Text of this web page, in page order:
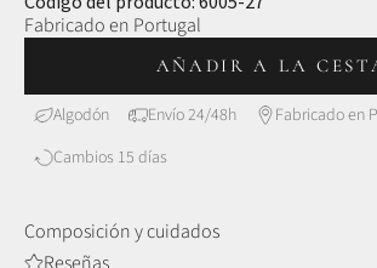
Fabricado en Portugal
AÑADIR A LA
Algodón Envío 24/48h
Fabricado en
Cambios 15 días
Composición y cuidadosAlgodón orgánico